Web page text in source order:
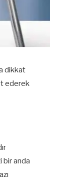
dikkat
ederek
bir anda